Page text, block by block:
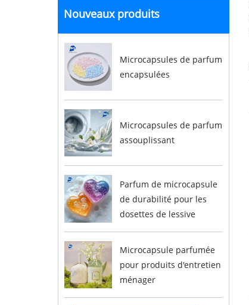
Nouveaux produits
Microcapsules de parfum
encapsulées
Microcapsules de parfum
assouplissant
Parfum de microcapsule
de durabilité pour les
dosettes de lessive
Microcapsule parfumée
pour produits d'entretien
ménager